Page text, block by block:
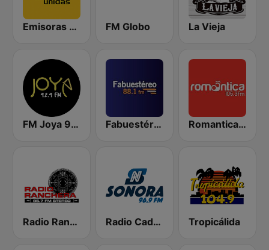
Emisoras Unidas FM Globo La Vieja
FM Joya 92.9 Fabuestéreo 88.1 FM Romantica 105.3 FM
Radio Ranchera Radio Cadena Sonora Tropicálida